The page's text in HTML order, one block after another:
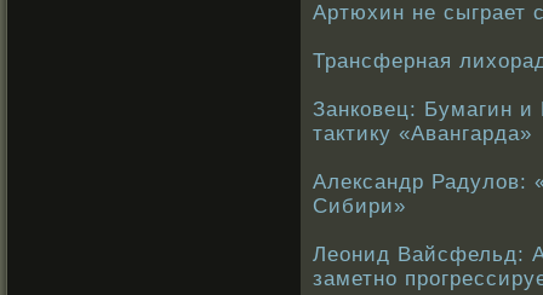
Артюхин не сыграет
Трансферная
Занковец: Бумагин и
тактику «Авангарда»
Александр Радулов:
Сибири»
Леонид Вайсфельд:
заметно